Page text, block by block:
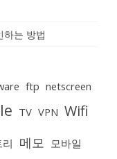
하는 방법
ftp netscreen
TV VPN Wifi
메모 모바일